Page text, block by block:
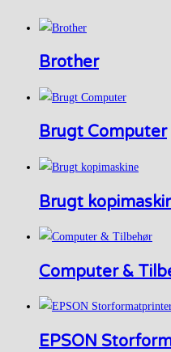
Brother
Brugt Computer
Brugt
Computer &
EPSON